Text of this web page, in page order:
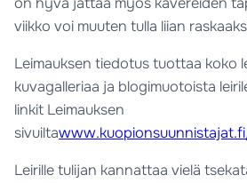
viikko voi muuten tulla liian
Leimauksen tiedotus tuottaa koko
kuvagalleriaa ja blogimuotoista
linkit Leimauksen
sivuilta
Leirille tulijan kannattaa vielä